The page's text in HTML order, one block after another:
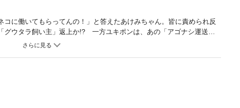
コに働いてもらってんの！」と答えたあけみちゃん。皆に責められ反
ウタラ飼い主」返上か!? 一方ユキポンは、あの「アゴナシ運送」
の伝説のコラボ作品ついに解禁！ 史上最大の災いがやって来る特